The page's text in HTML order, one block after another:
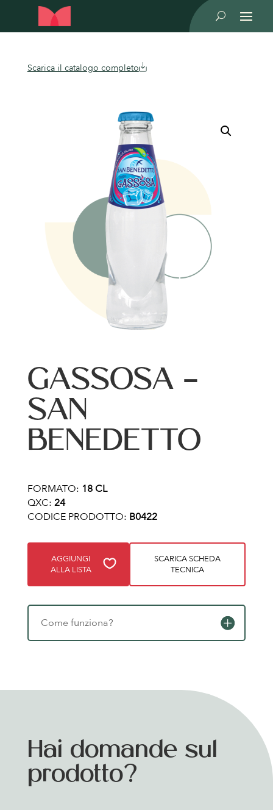
U
Scarica il catalogo completo
GASSOSA –
SAN
BENEDETTO
FORMATO: 18 CL
QXC: 24
CODICE PRODOTTO: B0422
AGGIUNGI
ALLA LISTA
SCARICA SCHEDA
TECNICA
Come funziona?
Hai domande sul
prodotto?